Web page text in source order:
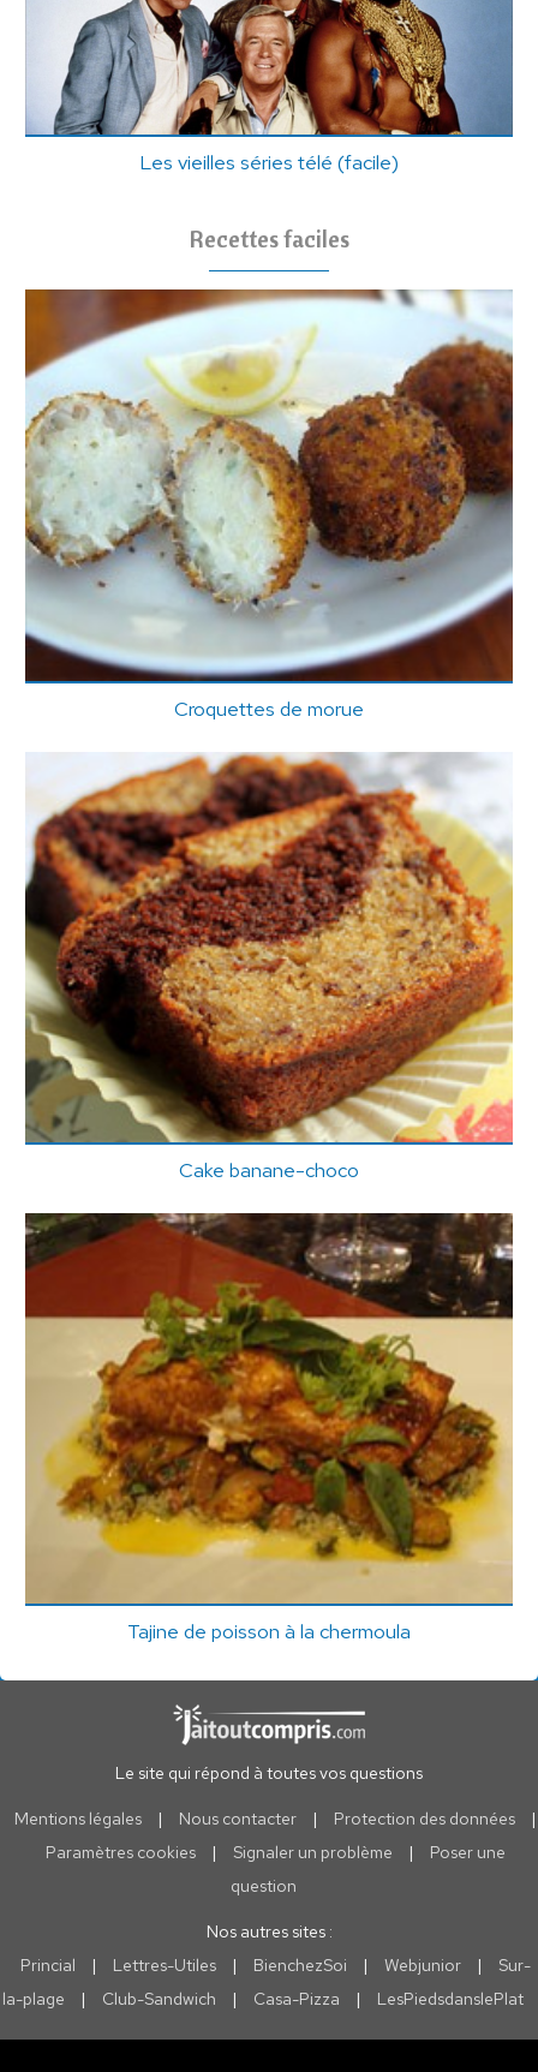
Les vieilles séries télé (facile)
Recettes faciles
Croquettes de morue
Cake banane-choco
Tajine de poisson à la chermoula
Le site qui répond à toutes vos questions
Mentions légales | Nous contacter | Protection des données
|
Paramètres cookies
| Signaler un problème |
Poser une
question
Nos autres sites :
Princial
| Lettres-Utiles | BienchezSoi | Webjunior |
Sur-
la-plage
| Club-Sandwich | Casa-Pizza | LesPiedsdanslePlat